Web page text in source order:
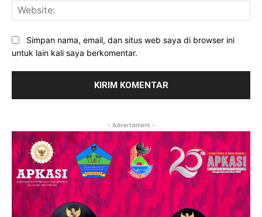
Simpan nama, email, dan situs web saya di browser ini
untuk lain kali saya berkomentar.
- Advertisment -